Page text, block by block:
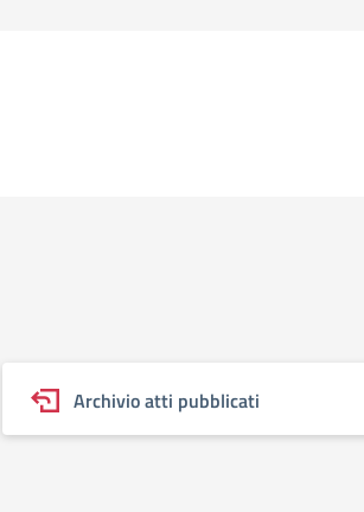
Archivio atti pubblicati